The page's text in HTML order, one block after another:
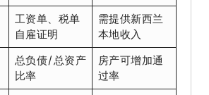
工资单、税单
自雇证明
需提供新西兰
本地收入
总负债/总资产
比率
房产可增加通
过率